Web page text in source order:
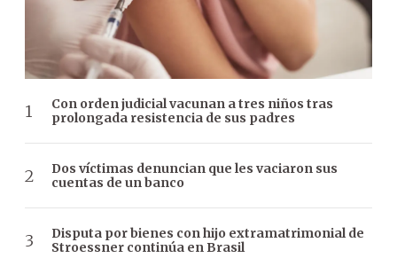
Con orden judicial vacunan a tres niños tras
prolongada resistencia de sus padres
Dos víctimas denuncian que les vaciaron sus
cuentas de un banco
Disputa por bienes con hijo extramatrimonial de
Stroessner continúa en Brasil